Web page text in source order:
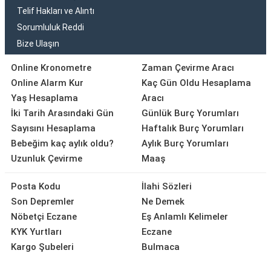
Telif Hakları ve Alıntı
Sorumluluk Reddi
Bize Ulaşın
Online Kronometre
Online Alarm Kur
Yaş Hesaplama
İki Tarih Arasındaki Gün
Sayısını Hesaplama
Bebeğim kaç aylık oldu?
Uzunluk Çevirme
Zaman Çevirme Aracı
Kaç Gün Oldu Hesaplama
Aracı
Günlük Burç Yorumları
Haftalık Burç Yorumları
Aylık Burç Yorumları
Maaş
Posta Kodu
Son Depremler
Nöbetçi Eczane
KYK Yurtları
Kargo Şubeleri
İlahi Sözleri
Ne Demek
Eş Anlamlı Kelimeler
Eczane
Bulmaca